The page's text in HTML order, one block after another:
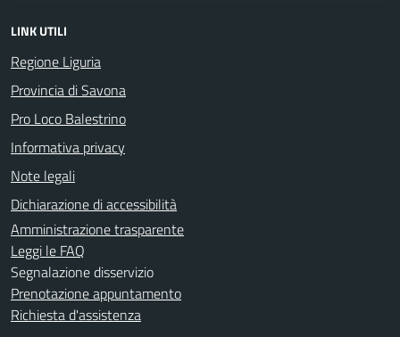
LINK UTILI
Regione Liguria
Provincia di Savona
Pro Loco Balestrino
Informativa privacy
Note legali
Dichiarazione di accessibilità
Amministrazione trasparente
Leggi le FAQ
Segnalazione disservizio
Prenotazione appuntamento
Richiesta d'assistenza